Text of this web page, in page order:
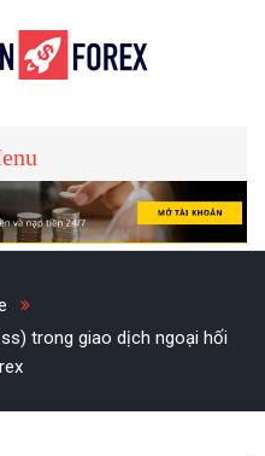
trong giao dịch ngoại hối